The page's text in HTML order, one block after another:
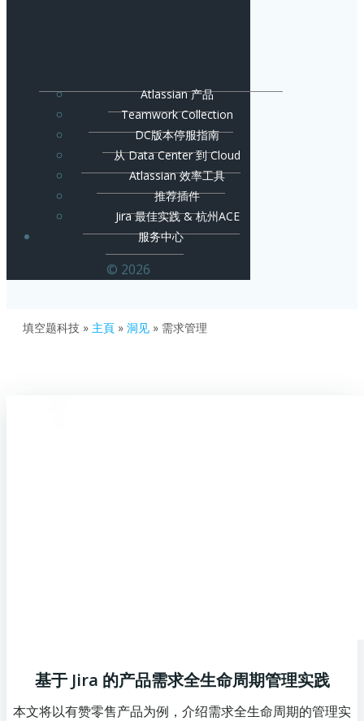
Atlassian 产品
Teamwork Collection
DC版本停服指南
从 Data Center 到 Cloud
Atlassian 效率工具
推荐插件
Jira 最佳实践 & 杭州ACE
服务中心
© 2026
填空题科技 » 主頁 » 洞见 » 需求管理
基于 Jira 的产品需求全生命周期管理实践
本文将以有赞零售产品为例，介绍需求全生命周期的管理实